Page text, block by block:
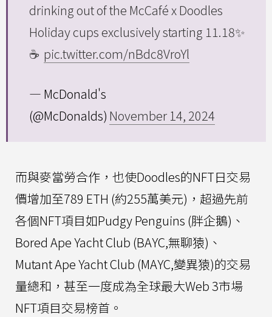
drinking out of the McCafé x Doodles
Holiday cups exclusively starting 11.18✨
☕️ pic.twitter.com/nBdc8VroYl
— McDonald's
(@McDonalds) November 14, 2024
而與麥當勞合作，也使Doodles的NFT日交易
價增加至789 ETH (約255萬美元)，超過先前
各個NFT項目如Pudgy Penguins (胖企鵝)、
Bored Ape Yacht Club (BAYC,無聊猿)、
Mutant Ape Yacht Club (MAYC,變異猿)的交易
量總和，甚至一度成為全球最大Web 3市場
NFT項目交易榜首。